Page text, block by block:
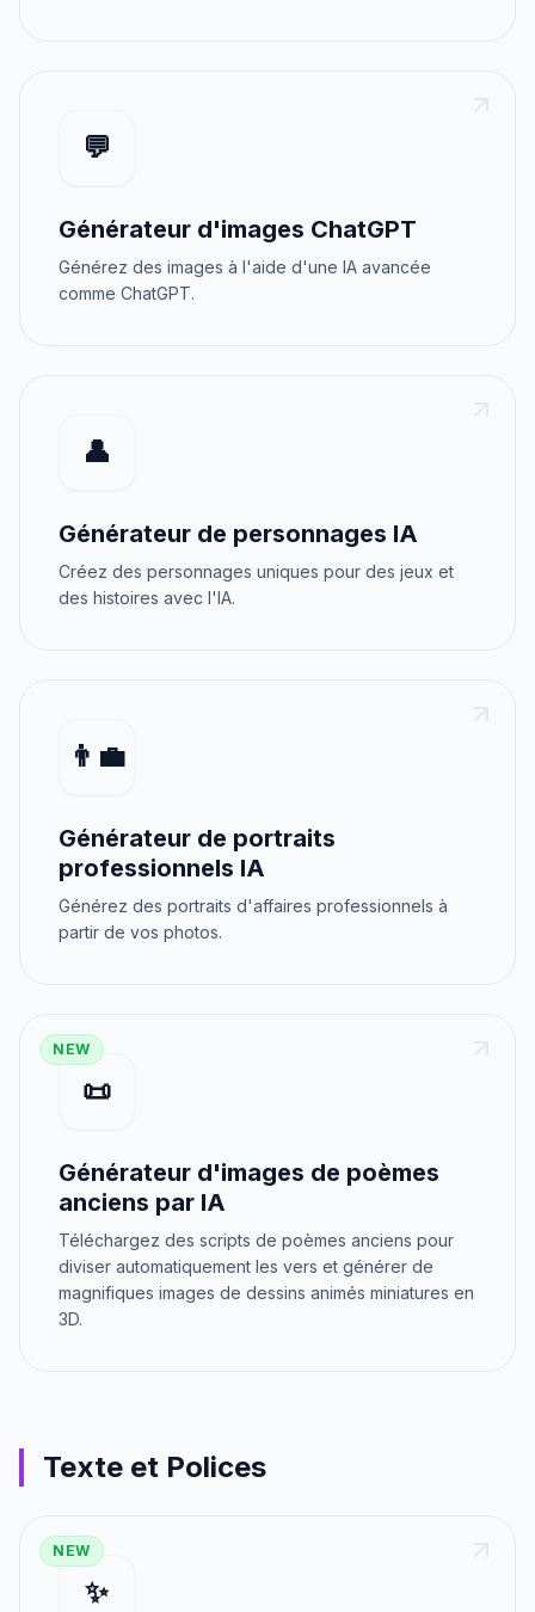
💬
Générateur d'images ChatGPT
Générez des images à l'aide d'une IA avancée
comme ChatGPT.
👤
Générateur de personnages IA
Créez des personnages uniques pour des jeux et
des histoires avec l'IA.
👨‍💼
Générateur de portraits
professionnels IA
Générez des portraits d'affaires professionnels à
partir de vos photos.
NEW
📜
Générateur d'images de poèmes
anciens par IA
Téléchargez des scripts de poèmes anciens pour
diviser automatiquement les vers et générer de
magnifiques images de dessins animés miniatures en
3D.
Texte et Polices
NEW
✨